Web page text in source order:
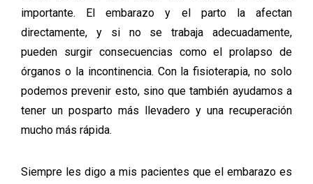
importante. El embarazo y el parto la afectan
directamente, y si no se trabaja adecuadamente,
pueden surgir consecuencias como el prolapso de
órganos o la incontinencia. Con la fisioterapia, no solo
podemos prevenir esto, sino que también ayudamos a
tener un posparto más llevadero y una recuperación
mucho más rápida.
Siempre les digo a mis pacientes que el embarazo es